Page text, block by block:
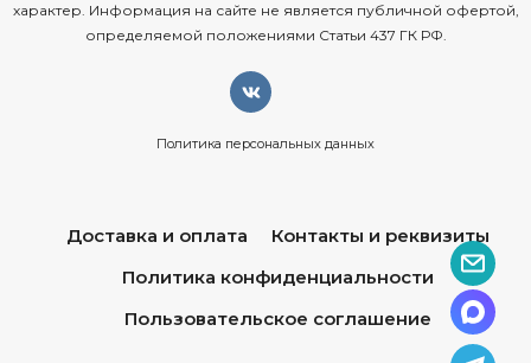
характер. Информация на сайте не является публичной офертой,
определяемой положениями Статьи 437 ГК РФ.
Политика персональных данных
Доставка и оплата
Контакты и реквизиты
Политика конфиденциальности
Пользовательское соглашение